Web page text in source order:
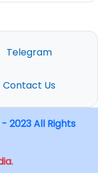
Telegram
Contact Us
2023 All Rights